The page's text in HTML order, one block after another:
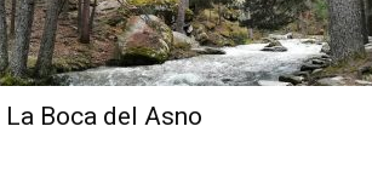
La Boca del Asno